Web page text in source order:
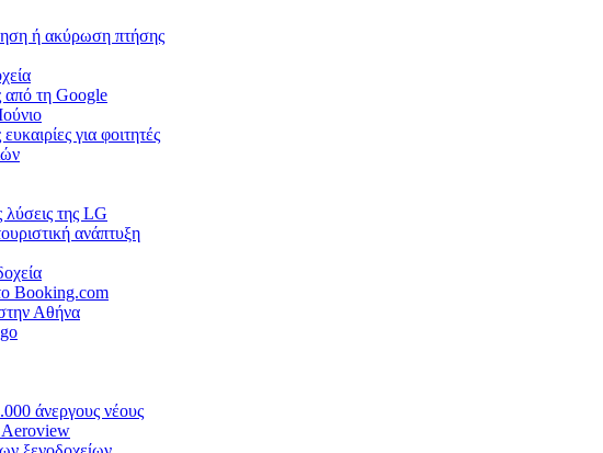
ή ακύρωση πτήσης
από τη Google
για φοιτητές
λύσεις της LG
ανάπτυξη
Booking.com
Αθήνα
άνεργους νέους
Aeroview